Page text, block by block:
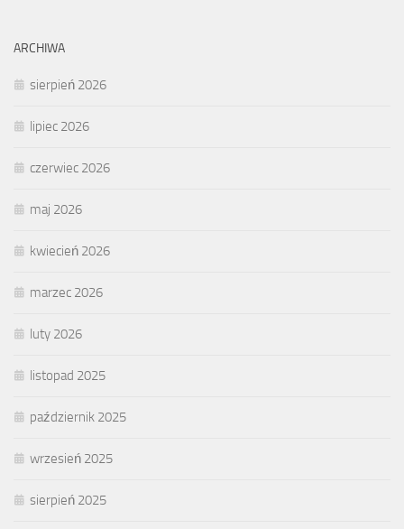
ARCHIWA
sierpień 2026
lipiec 2026
czerwiec 2026
maj 2026
kwiecień 2026
marzec 2026
luty 2026
listopad 2025
październik 2025
wrzesień 2025
sierpień 2025